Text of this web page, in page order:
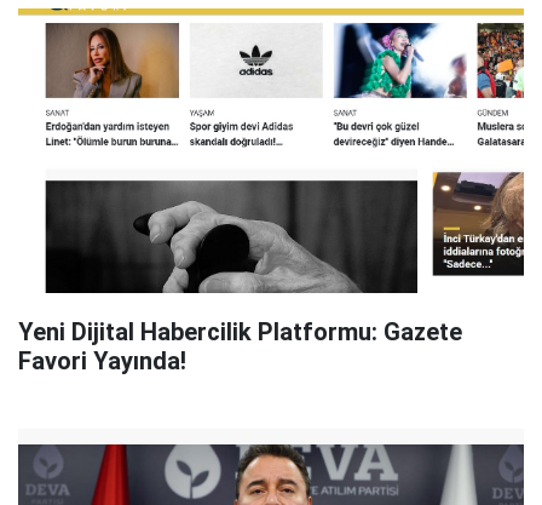
Yeni Dijital Habercilik Platformu: Gazete
Favori Yayında!